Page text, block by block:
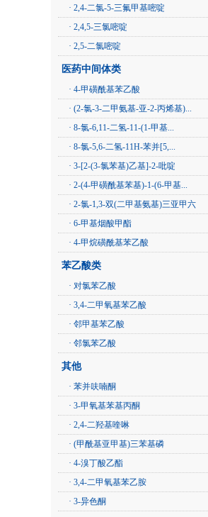
· 2,4-二氯-5-三氟甲基嘧啶
· 2,4,5-三氯嘧啶
· 2,5-二氯嘧啶
医药中间体类
· 4-甲磺酰基苯乙酸
· (2-氯-3-二甲氨基-亚-2-丙烯基)...
· 8-氯-6,11-二氢-11-(1-甲基...
· 8-氯-5,6-二氢-11H-苯并[5,...
· 3-[2-(3-氯苯基)乙基]-2-吡啶
· 2-(4-甲磺酰基苯基)-1-(6-甲基...
· 2-氯-1,3-双(二甲基氨基)三亚甲六
· 6-甲基烟酸甲酯
· 4-甲烷磺酰基苯乙酸
苯乙酸类
· 对氯苯乙酸
· 3,4-二甲氧基苯乙酸
· 邻甲基苯乙酸
· 邻氯苯乙酸
其他
· 苯并呋喃酮
· 3-甲氧基苯基丙酮
· 2,4-二羟基喹啉
· (甲酰基亚甲基)三苯基磷
· 4-溴丁酸乙酯
· 3,4-二甲氧基苯乙胺
· 3-异色酮